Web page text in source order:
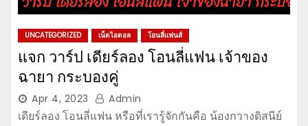
UNCATEGORIZED เน็ตไอดอล โอนลี่แฟนส์
แจก วาร์ป เดียร์ลอง โอนลี่แฟน เจ้าของ
ฉายา กระบองคู่
Apr 4, 2023 Admin
เดียร์ลอง โอนลี่แฟน หรือที่เรารู้จักกันคือ น้องกวางดิสนีย์